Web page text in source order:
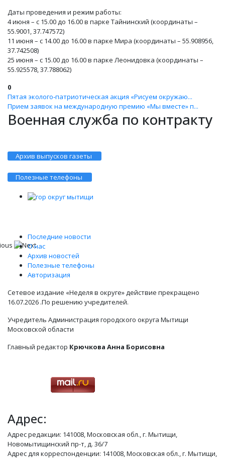
Даты проведения и режим работы:
4 июня – с 15.00 до 16.00 в парке Тайнинский (координаты –
55.9001, 37.747572)
11 июня – с 14.00 до 16.00 в парке Мира (координаты – 55.908956,
37.742508)
25 июня – с 15.00 до 16.00 в парке Леонидовка (координаты –
55.925578, 37.788062)
0
Пятая эколого‑патриотическая акция «Рисуем окружаю...
Прием заявок на международную премию «Мы вместе» п...
Военная служба по контракту
Архив выпусков газеты
Полезные телефоны
Последние новости
О нас
Архив новостей
Полезные телефоны
Авторизация
Сетевое издание «Неделя в округе» действие прекращено
16.07.2026 .По решению учредителей.
Учредитель Администрация городского округа Мытищи
Московской области
Главный редактор Крючкова Анна Борисовна
Адрес:
Адрес редакции: 141008, Московская обл., г. Мытищи,
Новомытищинский пр-т, д. 36/7
Адрес для корреспонденции: 141008, Московская обл., г. Мытищи,